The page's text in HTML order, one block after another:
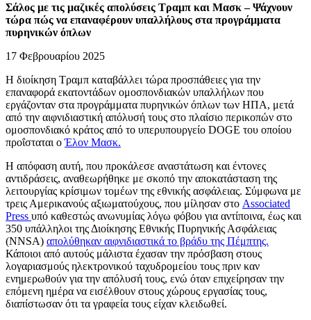
Σάλος με τις μαζικές απολύσεις Τραμπ και Μασκ – Ψάχνουν
τώρα πώς να επαναφέρουν υπαλλήλους στα προγράμματα
πυρηνικών όπλων
17 Φεβρουαρίου 2025
Η διοίκηση Τραμπ καταβάλλει τώρα προσπάθειες για την
επαναφορά εκατοντάδων ομοσπονδιακών υπαλλήλων που
εργάζονταν στα προγράμματα πυρηνικών όπλων των ΗΠΑ, μετά
από την αιφνιδιαστική απόλυσή τους στο πλαίσιο περικοπών στο
ομοσπονδιακό κράτος από το υπερυπουργείο DOGE του οποίου
προΐσταται οΈλον Μασκ.
Η απόφαση αυτή, που προκάλεσε αναστάτωση και έντονες
αντιδράσεις, αναθεωρήθηκε με σκοπό την αποκατάσταση της
λειτουργίας κρίσιμων τομέων της εθνικής ασφάλειας. Σύμφωνα με
τρεις Αμερικανούς αξιωματούχους, που μίλησαν στο Associated
Press υπό καθεστώς ανωνυμίας λόγω φόβου για αντίποινα, έως και
350 υπάλληλοι της Διοίκησης Εθνικής Πυρηνικής Ασφάλειας
(NNSA) απολύθηκαν αιφνιδιαστικά το βράδυ της Πέμπτης.
Κάποιοι από αυτούς μάλιστα έχασαν την πρόσβαση στους
λογαριασμούς ηλεκτρονικού ταχυδρομείου τους πριν καν
ενημερωθούν για την απόλυσή τους, ενώ όταν επιχείρησαν την
επόμενη ημέρα να εισέλθουν στους χώρους εργασίας τους,
διαπίστωσαν ότι τα γραφεία τους είχαν κλειδωθεί.